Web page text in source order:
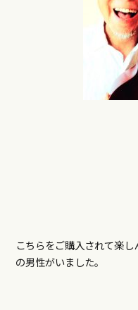
こちらをご購入されて楽し
の男性がいました。